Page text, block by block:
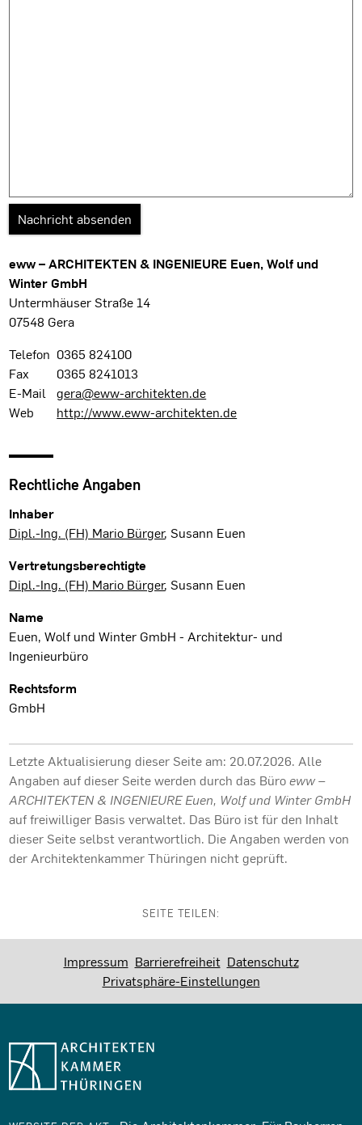
eww – ARCHITEKTEN & INGENIEURE Euen, Wolf und
Winter GmbH
Untermhäuser Straße 14
07548 Gera
Telefon 0365 824100
Fax
0365 8241013
E-Mail gera@eww-architekten.de
Web
http://www.eww-architekten.de
Rechtliche Angaben
Inhaber
Dipl.-Ing. (FH) Mario Bürger, Susann Euen
Vertretungsberechtigte
Dipl.-Ing. (FH) Mario Bürger, Susann Euen
Name
Euen, Wolf und Winter GmbH - Architektur- und
Ingenieurbüro
Rechtsform
GmbH
Letzte Aktualisierung dieser Seite am: 20.07.2026. Alle
Angaben auf dieser Seite werden durch das Büroeww –
ARCHITEKTEN & INGENIEURE Euen, Wolf und Winter GmbH
auf freiwilliger Basis verwaltet. Das Büro ist für den Inhalt
dieser Seite selbst verantwortlich. Die Angaben werden von
der Architektenkammer Thüringen nicht geprüft.
SEITE TEILEN:
Impressum Barrierefreiheit Datenschutz
Privatsphäre-Einstellungen